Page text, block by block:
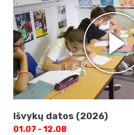
Išvykų datos (2026)
01.07 - 12.08